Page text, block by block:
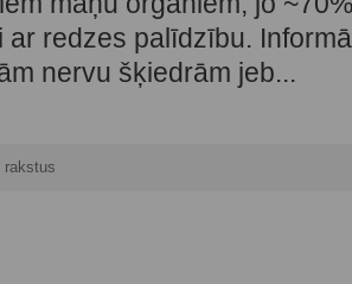
ar redzes palīdzību.
nervu šķiedrām jeb...
rakstus